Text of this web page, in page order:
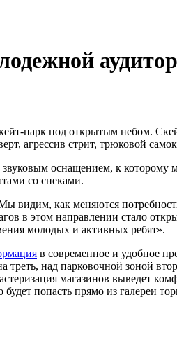
парк под открытым небом.
оснащением, к которому
видим, как меняются
в этом направлении стало
в современное и удобное
над парковочной зоной
магазинов выведет
попасть прямо из галереи